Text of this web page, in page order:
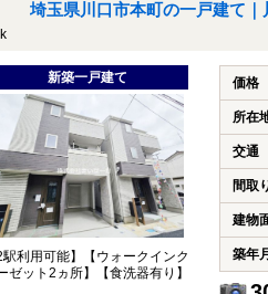
埼玉県川口市本町の一戸建て
新築一戸建て
2駅利用可能】【ウォークインク
ゼット2ヵ所】【食洗器有り】
価格
所在
交通
間取
建物
築年